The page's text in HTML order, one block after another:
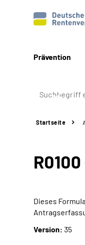
Prävention
Startseite
Dieses
Version: 35